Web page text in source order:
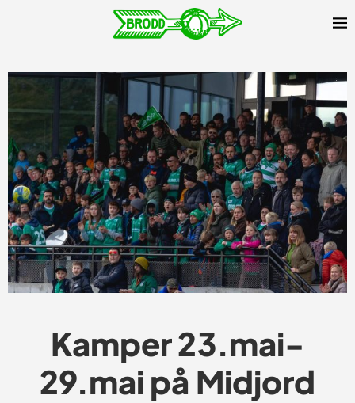
Kamper 23.mai-
29.mai på Midjord